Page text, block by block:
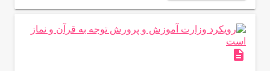
description